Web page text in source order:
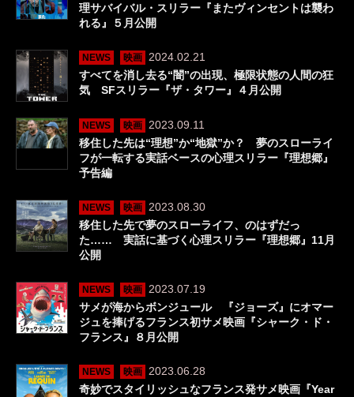
理サバイバル・スリラー『またヴィンセントは襲わ
れる』５月公開
NEWS 映画
2024.02.21
すべてを消し去る“闇”の出現、極限状態の人間の狂
気 SFスリラー『ザ・タワー』４月公開
NEWS 映画
2023.09.11
移住した先は“理想”か“地獄”か？ 夢のスローライ
フが一転する実話ベースの心理スリラー『理想郷』
予告編
NEWS 映画
2023.08.30
移住した先で夢のスローライフ、のはずだっ
た…… 実話に基づく心理スリラー『理想郷』11月
公開
NEWS 映画
2023.07.19
サメが海からボンジュール 『ジョーズ』にオマー
ジュを捧げるフランス初サメ映画『シャーク・ド・
フランス』８月公開
NEWS 映画
2023.06.28
奇妙でスタイリッシュなフランス発サメ映画『Year